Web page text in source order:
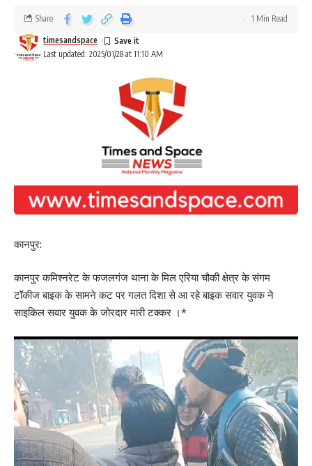
Last updated: 2025/01/28 at 11:10 AM
timesandspace
Share 1 Min Read
कानपुर:
कानपुर कमिश्नरेट के फजलगंज थाना के मिल एरिया चौकी क्षेत्र के संगम
टॉकीज बाइक के सामने कट पर गलत दिशा से आ रहे बाइक सवार युवक ने
साइकिल सवार युवक के जोरदार मारी टक्कर ।*
Video
Player